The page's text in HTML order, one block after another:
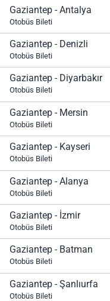
Gaziantep - Antalya
Otobüs Bileti
Gaziantep - Denizli
Otobüs Bileti
Gaziantep - Diyarbakır
Otobüs Bileti
Gaziantep - Mersin
Otobüs Bileti
Gaziantep - Kayseri
Otobüs Bileti
Gaziantep - Alanya
Otobüs Bileti
Gaziantep - İzmir
Otobüs Bileti
Gaziantep - Batman
Otobüs Bileti
Gaziantep - Şanlıurfa
Otobüs Bileti